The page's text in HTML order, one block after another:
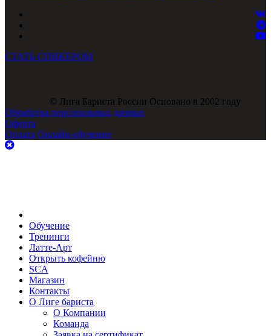
СТАТЬ СПИКЕРОМ
© Лига Бариста России Основано в 2002 году
Обработка персональных данных
Оферта
Оплата Онлайн-обучение
Обучение
Тренинги
Латте-Арт
Открыть кофейню
SCA
Магазин
Контакты
О Лиге бариста
О Компании
Команда